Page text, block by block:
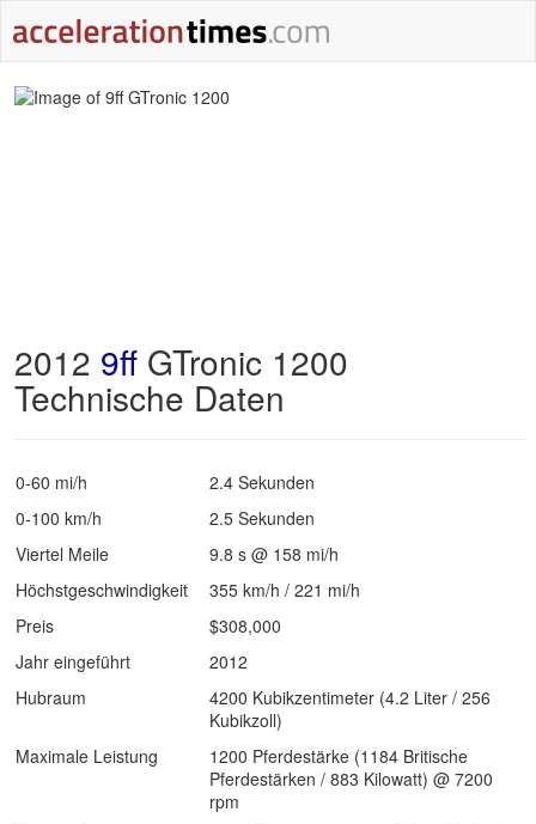
2012 9ff GTronic 1200
Technische Daten
0-60 mi/h
2.4 Sekunden
0-100 km/h
2.5 Sekunden
Viertel Meile
9.8 s @ 158 mi/h
Höchstgeschwindigkeit
355 km/h / 221 mi/h
Preis
$308,000
Jahr eingeführt
2012
Hubraum
4200 Kubikzentimeter (4.2 Liter / 256
Kubikzoll)
Maximale Leistung
1200 Pferdestärke (1184 Britische
Pferdestärken / 883 Kilowatt) @ 7200
rpm